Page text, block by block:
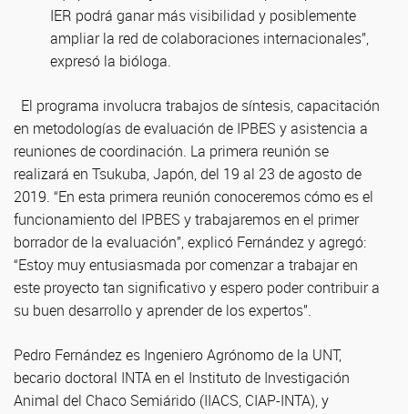
IER podrá ganar más visibilidad y posiblemente
ampliar la red de colaboraciones internacionales”,
expresó la bióloga.
El programa involucra trabajos de síntesis, capacitación
en metodologías de evaluación de IPBES y asistencia a
reuniones de coordinación. La primera reunión se
realizará en Tsukuba, Japón, del 19 al 23 de agosto de
2019. “En esta primera reunión conoceremos cómo es el
funcionamiento del IPBES y trabajaremos en el primer
borrador de la evaluación”, explicó Fernández y agregó:
“Estoy muy entusiasmada por comenzar a trabajar en
este proyecto tan significativo y espero poder contribuir a
su buen desarrollo y aprender de los expertos”.
Pedro Fernández es Ingeniero Agrónomo de la UNT,
becario doctoral INTA en el Instituto de Investigación
Animal del Chaco Semiárido (IIACS, CIAP-INTA), y